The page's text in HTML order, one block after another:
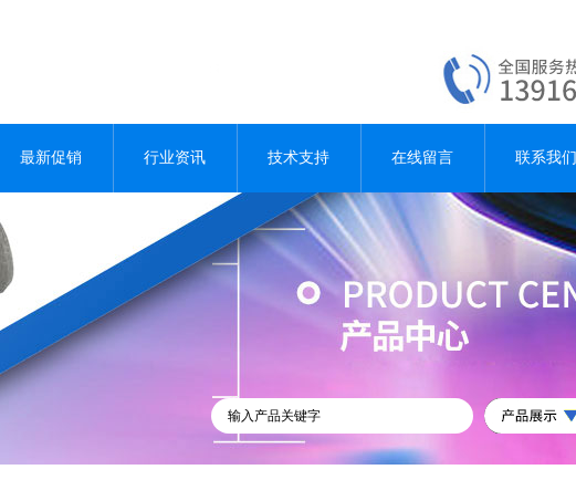
最新促销 行业资讯 技术支持 在线留言 联系我们